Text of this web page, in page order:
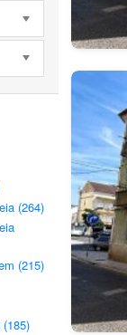
(264)
(215)